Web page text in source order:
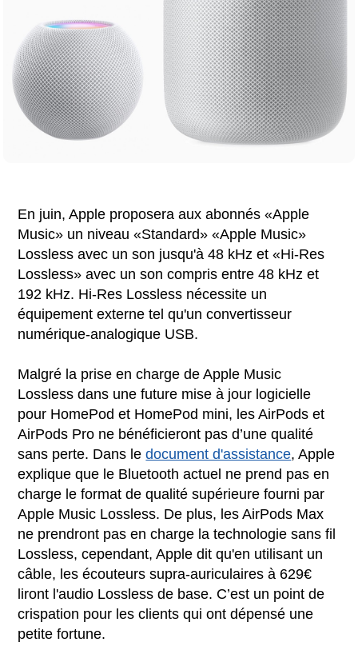
En juin, Apple proposera aux abonnés «Apple
Music» un niveau «Standard» «Apple Music»
Lossless avec un son jusqu'à 48 kHz et «Hi-Res
Lossless» avec un son compris entre 48 kHz et
192 kHz. Hi-Res Lossless nécessite un
équipement externe tel qu'un convertisseur
numérique-analogique USB.
Malgré la prise en charge de ‌Apple Music‌
Lossless dans une future mise à jour logicielle
pour ‌HomePod‌ et ‌HomePod mini‌, les AirPods et
AirPods Pro ne bénéficieront pas d’une qualité
sans perte. Dans ledocument d'assistance, Apple
explique que le Bluetooth actuel ne prend pas en
charge le format de qualité supérieure fourni par
‌Apple Music‌ Lossless. De plus, les AirPods Max
ne prendront pas en charge la technologie sans fil
Lossless, cependant, Apple dit qu'en utilisant un
câble, les écouteurs supra-auriculaires à 629€
liront l'audio Lossless de base. C’est un point de
crispation pour les clients qui ont dépensé une
petite fortune.